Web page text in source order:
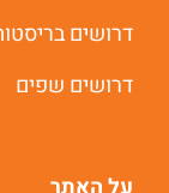
דרושים
דרושים שפים